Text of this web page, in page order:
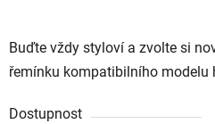
Buďte vždy styloví a zvolte si
řemínku kompatibilního modelu
Dostupnost